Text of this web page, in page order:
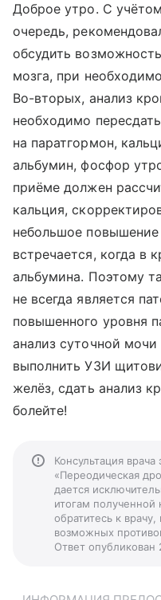
Доброе утро. С
очередь,
обсудить
мозга, при
Во-вторых, анализ
необходимо
на паратгормон,
альбумин, фосфор
приёме должен
кальция,
небольшое
встречается, когда в
альбумина. Поэтому
не всегда является
повышенного уровня
анализ суточной
выполнить УЗИ
желёз, сдать анализ
болейте!
Консультация
«Переодическая
дается
итогам полученной
обратитесь к
возможных
Ответ опубликован